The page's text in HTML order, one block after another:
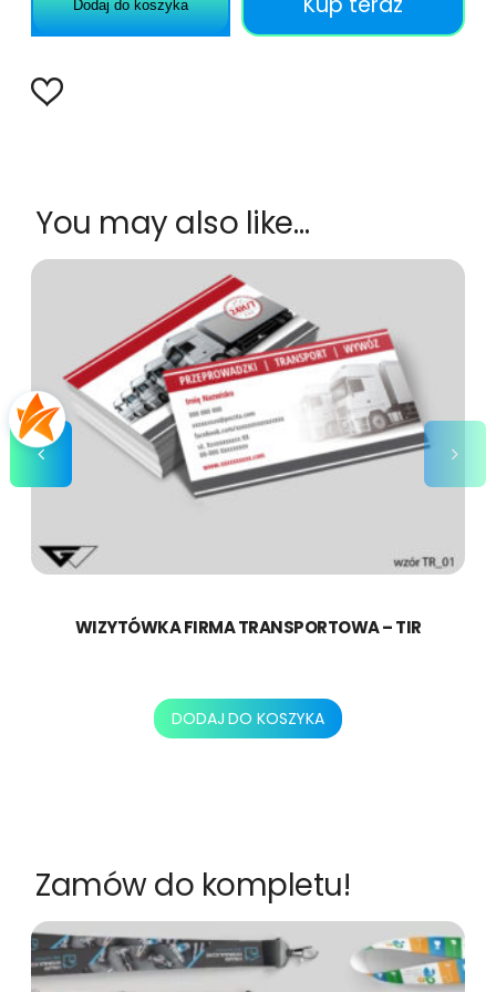
Dodaj do koszyka
You may also like…
WIZYTÓWKA FIRMA TRANSPORTOWA – TIR
DODAJ DO KOSZYKA
Zamów do kompletu!